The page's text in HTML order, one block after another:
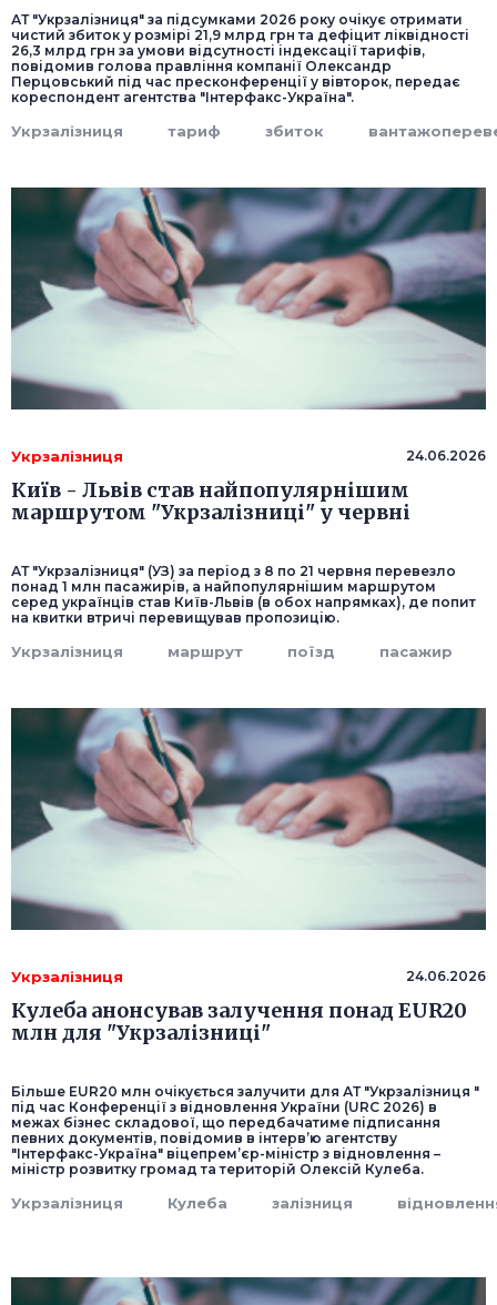
АТ "Укрзалізниця" за підсумками 2026 року очікує отримати
чистий збиток у розмірі 21,9 млрд грн та дефіцит ліквідності
26,3 млрд грн за умови відсутності індексації тарифів,
повідомив голова правління компанії Олександр
Перцовський під час пресконференції у вівторок, передає
кореспондент агентства "Інтерфакс-Україна".
Укрзалізниця тариф збиток
Укрзалізниця 24.06.2026
Київ - Львів став найпопулярнішим
маршрутом "Укрзалізниці" у червні
АТ "Укрзалізниця" (УЗ) за період з 8 по 21 червня перевезло
понад 1 млн пасажирів, а найпопулярнішим маршрутом
серед українців став Київ-Львів (в обох напрямках), де попит
на квитки втричі перевищував пропозицію.
Укрзалізниця маршрут поїзд пасажир
Укрзалізниця 24.06.2026
Кулеба анонсував залучення понад EUR20
млн для "Укрзалізниці"
Більше EUR20 млн очікується залучити для АТ "Укрзалізниця "
під час Конференції з відновлення України (URC 2026) в
межах бізнес складової, що передбачатиме підписання
певних документів, повідомив в інтерв’ю агентству
"Інтерфакс-Україна" віцепрем’єр-міністр з відновлення –
міністр розвитку громад та територій Олексій Кулеба.
Укрзалізниця Кулеба залізниця